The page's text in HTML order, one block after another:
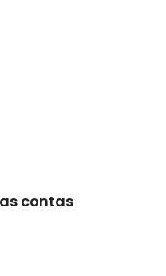
contas